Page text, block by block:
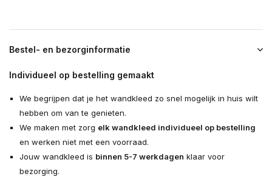
Bestel- en bezorginformatie
Individueel op bestelling gemaakt
We begrijpen dat je het wandkleed zo snel mogelijk in huis wilt
hebben om van te genieten.
We maken met zorg elk wandkleed individueel op bestelling
en werken niet met een voorraad.
Jouw wandkleed is binnen 5-7 werkdagen klaar voor
bezorging.